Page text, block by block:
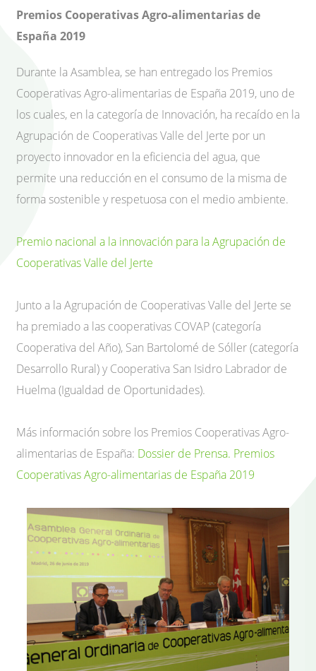
Premios Cooperativas Agro-alimentarias de
España 2019
Durante la Asamblea, se han entregado los Premios
Cooperativas Agro-alimentarias de España 2019, uno de
los cuales, en la categoría de Innovación, ha recaído en la
Agrupación de Cooperativas Valle del Jerte por un
proyecto innovador en la eficiencia del agua, que
permite una reducción en el consumo de la misma de
forma sostenible y respetuosa con el medio ambiente.
Premio nacional a la innovación para la Agrupación de
Cooperativas Valle del Jerte
Junto a la Agrupación de Cooperativas Valle del Jerte se
ha premiado a las cooperativas COVAP (categoría
Cooperativa del Año), San Bartolomé de Sóller (categoría
Desarrollo Rural) y Cooperativa San Isidro Labrador de
Huelma (Igualdad de Oportunidades).
Más información sobre los Premios Cooperativas Agro-
alimentarias de España: Dossier de Prensa. Premios
Cooperativas Agro-alimentarias de España 2019